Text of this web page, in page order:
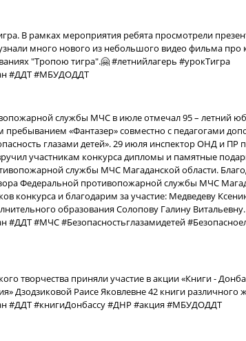
В рамках мероприятия ребята просмотрели
много нового из небольшого видео фильма
"Тропою тигра".🤗 #летнийлагерь #урокТигра
#ДДТ #МБУДОДДТ
службы МЧС в июле отмечал 95 – летний
«Фантазер» совместно с педагогами
глазами детей». 29 июля инспектор ОНД и ПР
участникам конкурса дипломы и памятные
службы МЧС Магаданской области.
Федеральной противопожарной службы МЧС
конкурса и благодарим за участие: Медведеву
образования Солопову Галину Витальевну.
#ДДТ #МЧС #Безопасностьглазамидетей
творчества приняли участие в акции «Книги -
Дзодзиковой Раисе Яковлевне 42 книги различного
#ДДТ #книгиДонбассу #ДНР #акция #МБУДОДДТ